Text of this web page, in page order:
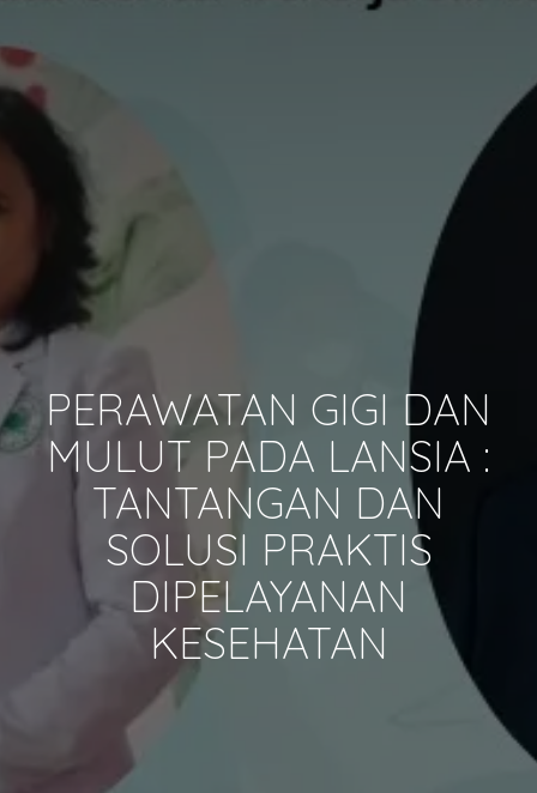
PERAWATAN GIGI DAN
MULUT PADA LANSIA :
TANTANGAN DAN
SOLUSI PRAKTIS
DIPELAYANAN
KESEHATAN